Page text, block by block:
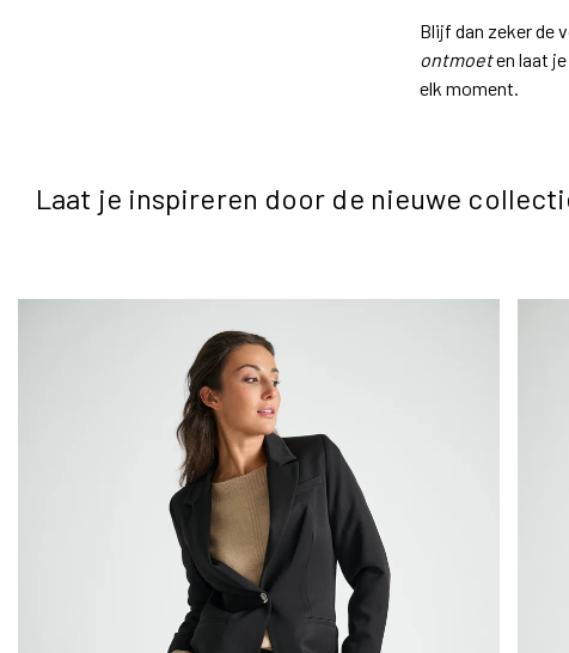
Blijf dan zeker de
ontmoeten laat
elk moment.
Laat je inspireren door de nieuwe